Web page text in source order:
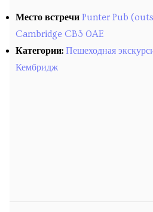
Места встречи
Запланированные курсы
Место встречи Punter Pub
Cambridge CB3 0AE
Категории: Пешеходная
Кембридж